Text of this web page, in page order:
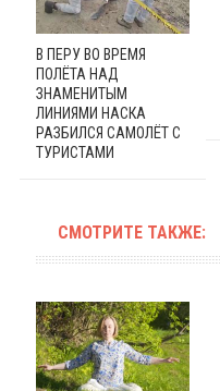
В ПЕРУ ВО ВРЕМЯ
ПОЛЁТА НАД
ЗНАМЕНИТЫМ
ЛИНИЯМИ НАСКА
РАЗБИЛСЯ САМОЛЁТ С
ТУРИСТАМИ
СМОТРИТЕ ТАКЖЕ: